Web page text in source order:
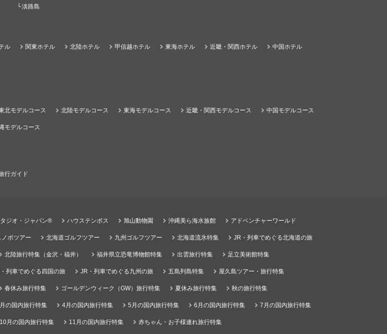
淡路島
ル 関東ホテル 北陸ホテル 甲信越ホテル 東海ホテル 近畿・関西ホテル 中国ホテル
北モデルコース 北陸モデルコース 東海モデルコース 近畿・関西モデルコース 中国モデルコース
モデルコース
行ガイド
ジオ・ジャパン® ハウステンボス 旭山動物園 沖縄美ら海水族館 アドベンチャーワールド
ボツアー 北海道ゴルフツアー 九州ゴルフツアー 北海道流氷特集 JR・列車でめぐる北海道の旅
北陸旅行特集（金沢・福井） 福井県立恐竜博物館特集 出雲旅行特集 足立美術館特集
列車でめぐる四国の旅 JR・列車でめぐる九州の旅 五島列島特集 屋久島ツアー・旅行特集
春休み旅行特集 ゴールデンウィーク（GW）旅行特集 夏休み旅行特集 秋の旅行特集
の国内旅行特集 4月の国内旅行特集 5月の国内旅行特集 6月の国内旅行特集 7月の国内旅行特集
10月の国内旅行特集 11月の国内旅行特集 赤ちゃん・お子様連れ旅行特集